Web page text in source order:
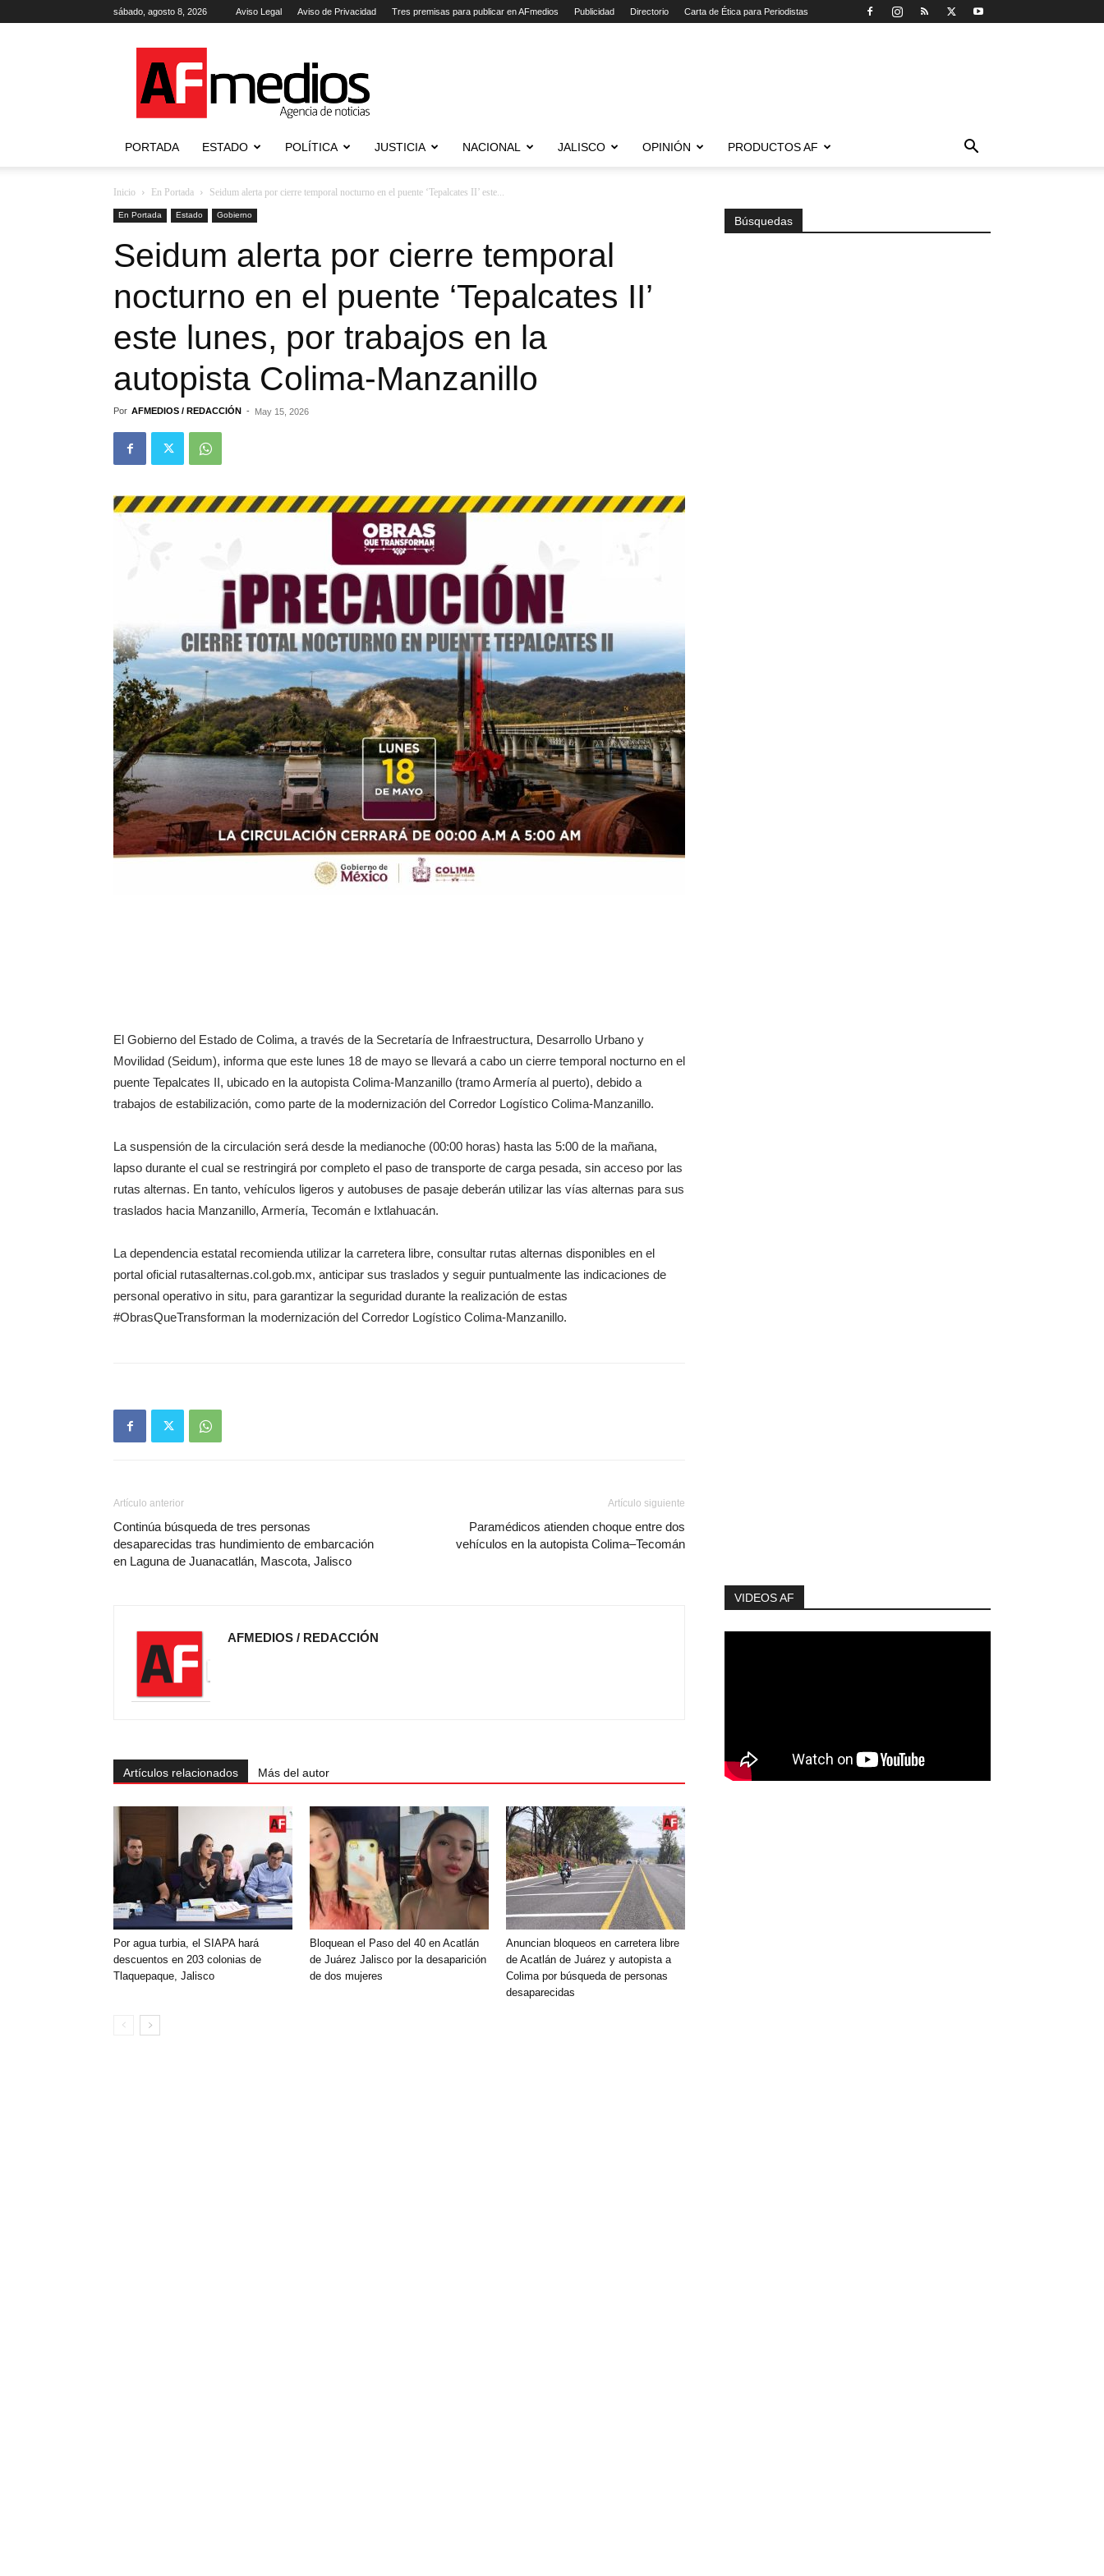
sábado, agosto 8, 2026 Aviso Legal Aviso de Privacidad Tres premisas para publicar en AFmedios Publicidad Directorio Carta de Ética para Periodistas
Agencia
de
Noticias
PORTADA ESTADO POLÍTICA JUSTICIA NACIONAL JALISCO OPINIÓN PRODUCTOS AF
Inicio En Portada Seidum alerta por cierre temporal nocturno en el puente ‘Tepalcates II’ este...
En Portada Estado Gobierno
Seidum alerta por cierre temporal
nocturno en el puente ‘Tepalcates II’
este lunes, por trabajos en la
autopista Colima-Manzanillo
Por AFMEDIOS / REDACCIÓN - May 15, 2026
El Gobierno del Estado de Colima, a través de la Secretaría de Infraestructura, Desarrollo Urbano y
Movilidad (Seidum), informa que este lunes 18 de mayo se llevará a cabo un cierre temporal nocturno en el
puente Tepalcates II, ubicado en la autopista Colima-Manzanillo (tramo Armería al puerto), debido a
trabajos de estabilización, como parte de la modernización del Corredor Logístico Colima-Manzanillo.
La suspensión de la circulación será desde la medianoche (00:00 horas) hasta las 5:00 de la mañana,
lapso durante el cual se restringirá por completo el paso de transporte de carga pesada, sin acceso por las
rutas alternas. En tanto, vehículos ligeros y autobuses de pasaje deberán utilizar las vías alternas para sus
traslados hacia Manzanillo, Armería, Tecomán e Ixtlahuacán.
La dependencia estatal recomienda utilizar la carretera libre, consultar rutas alternas disponibles en el
portal oficial rutasalternas.col.gob.mx, anticipar sus traslados y seguir puntualmente las indicaciones de
personal operativo in situ, para garantizar la seguridad durante la realización de estas
#ObrasQueTransforman la modernización del Corredor Logístico Colima-Manzanillo.
Artículo anterior
Continúa búsqueda de tres personas
desaparecidas tras hundimiento de embarcación
en Laguna de Juanacatlán, Mascota, Jalisco
Artículo siguiente
Paramédicos atienden choque entre dos
vehículos en la autopista Colima–Tecomán
AFMEDIOS / REDACCIÓN
Artículos relacionados Más del autor
Por agua turbia, el SIAPA hará
descuentos en 203 colonias de
Tlaquepaque, Jalisco
Bloquean el Paso del 40 en Acatlán
de Juárez Jalisco por la desaparición
de dos mujeres
Anuncian bloqueos en carretera libre
de Acatlán de Juárez y autopista a
Colima por búsqueda de personas
desaparecidas
Búsquedas
VIDEOS AF